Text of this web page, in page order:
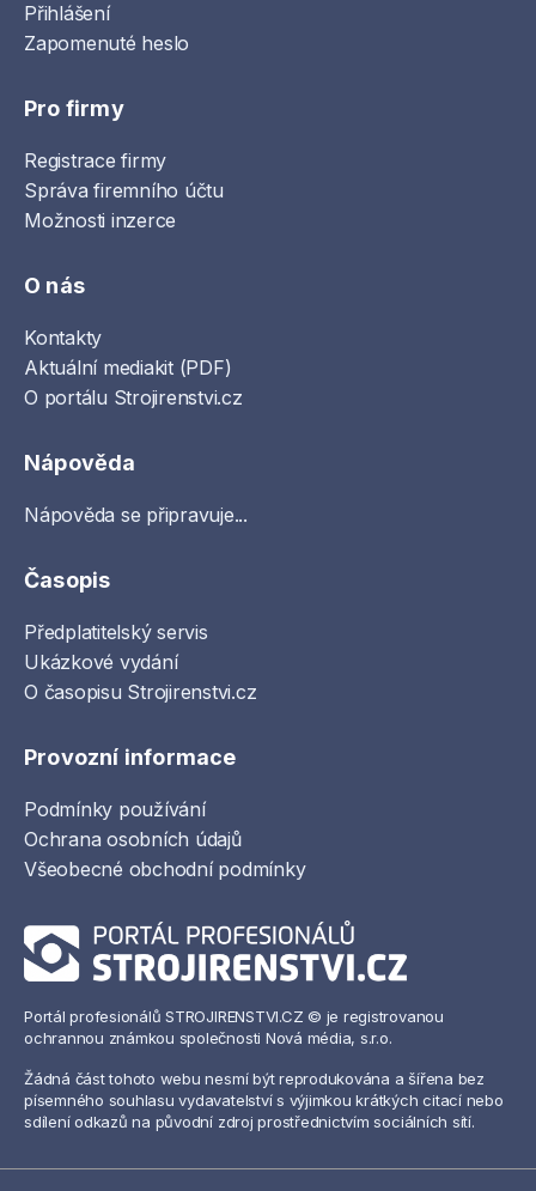
Přihlášení
Zapomenuté heslo
Pro firmy
Registrace firmy
Správa firemního účtu
Možnosti inzerce
O nás
Kontakty
Aktuální mediakit (PDF)
O portálu Strojirenstvi.cz
Nápověda
Nápověda se připravuje...
Časopis
Předplatitelský servis
Ukázkové vydání
O časopisu Strojirenstvi.cz
Provozní informace
Podmínky používání
Ochrana osobních údajů
Všeobecné obchodní podmínky
Portál profesionálů STROJIRENSTVI.CZ © je registrovanou
ochrannou známkou společnosti Nová média, s.r.o.
Žádná část tohoto webu nesmí být reprodukována a šířena bez
písemného souhlasu vydavatelství s výjimkou krátkých citací nebo
sdílení odkazů na původní zdroj prostřednictvím sociálních sítí.